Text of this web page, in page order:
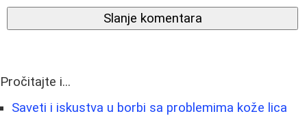
Slanje komentara
Pročitajte i...
Saveti i iskustva u borbi sa problemima kože lica